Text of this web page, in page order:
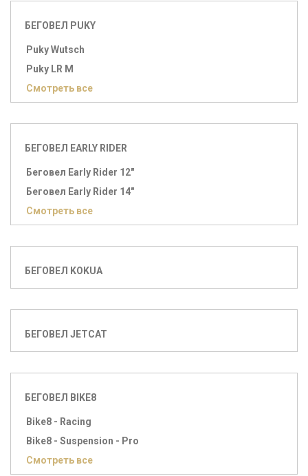
БЕГОВЕЛ PUKY
Puky Wutsch
Puky LR M
Смотреть все
БЕГОВЕЛ EARLY RIDER
Беговел Early Rider 12"
Беговел Early Rider 14"
Смотреть все
БЕГОВЕЛ KOKUA
БЕГОВЕЛ JETCAT
БЕГОВЕЛ BIKE8
Bike8 - Racing
Bike8 - Suspension - Pro
Смотреть все